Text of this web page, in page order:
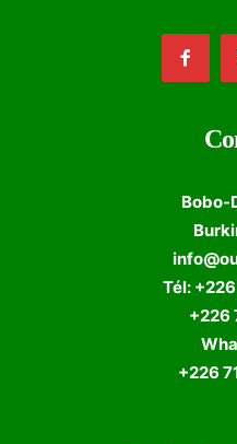
Bobo-
Tél:
+226
+226